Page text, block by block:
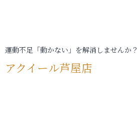
運動不足「動かない」を解消しませんか？
アクイール芦屋店